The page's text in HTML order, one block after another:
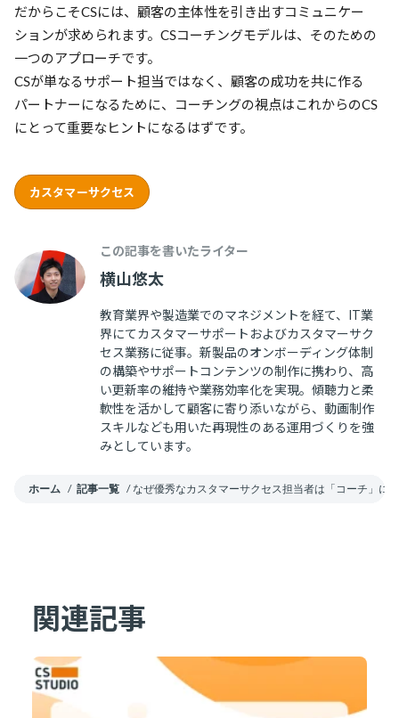
だからこそCSには、顧客の主体性を引き出すコミュニケー
ションが求められます。CSコーチングモデルは、そのための
一つのアプローチです。
CSが単なるサポート担当ではなく、顧客の成功を共に作る
パートナーになるために、コーチングの視点はこれからのCS
にとって重要なヒントになるはずです。
カスタマーサクセス
この記事を書いたライター
横山悠太
教育業界や製造業でのマネジメントを経て、IT業
界にてカスタマーサポートおよびカスタマーサク
セス業務に従事。新製品のオンボーディング体制
の構築やサポートコンテンツの制作に携わり、高
い更新率の維持や業務効率化を実現。傾聴力と柔
軟性を活かして顧客に寄り添いながら、動画制作
スキルなども用いた再現性のある運用づくりを強
みとしています。
ホーム / 記事一覧 /なぜ優秀なカスタマーサクセス担当者は「コーチ」に
関連記事